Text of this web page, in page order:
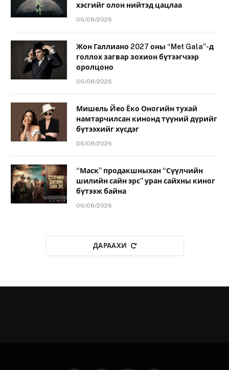
хэсгийг олон нийтэд цацлаа
06/08/2026
Жон Галлиано 2027 оны “Met Gala”-д
голлох загвар зохион бүтээгчээр
оролцоно
06/08/2026
Мишель Йео Ёко Оногийн тухай
намтарчилсан кинонд түүний дүрийг
бүтээхийг хүсдэг
06/08/2026
“Маск” продакшныхан “Сүүлчийн
шилийн сайн эрс” уран сайхны киног
бүтээж байна
06/08/2026
ДАРААХИ